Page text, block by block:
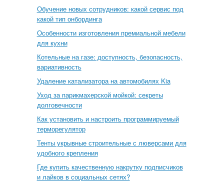
Обучение новых сотрудников: какой сервис под
какой тип онбординга
Особенности изготовления премиальной мебели
для кухни
Котельные на газе: доступность, безопасность,
вариативность
Удаление катализатора на автомобилях Kia
Уход за парикмахерской мойкой: секреты
долговечности
Как установить и настроить программируемый
терморегулятор
Тенты укрывные строительные с люверсами для
удобного крепления
Где купить качественную накрутку подписчиков
и лайков в социальных сетях?